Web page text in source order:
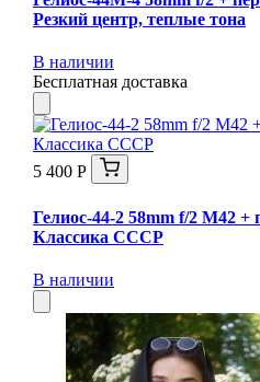
Резкий центр, теплые тона
В наличии
Бесплатная доставка
5 400 Р
Гелиос-44-2 58mm f/2 М42 +
Классика СССР
В наличии